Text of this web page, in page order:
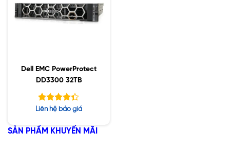
Dell EMC PowerProtect
DD3300 32TB
Được xếp
5 sao
Liên hệ báo giá
SẢN PHẨM KHUYẾN MÃI